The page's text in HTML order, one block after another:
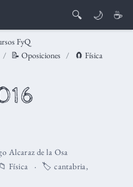
🔍 🌙 ☕
FyQ
📝 Oposiciones
🧲 Física
Alcaraz de la Osa
📁 Física 🏷️cantabria,